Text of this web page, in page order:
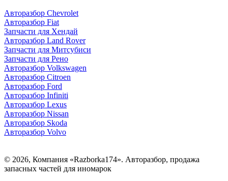
Авторазбор Chevrolet
Авторазбор Fiat
Запчасти для Хендай
Авторазбор Land Rover
Запчасти для Митсубиси
Запчасти для Рено
Авторазбор Volkswagen
Авторазбор Citroen
Авторазбор Ford
Авторазбор Infiniti
Авторазбор Lexus
Авторазбор Nissan
Авторазбор Skoda
Авторазбор Volvo
© 2026, Компания «Razborka174». Авторазбор, продажа
запасных частей для иномарок